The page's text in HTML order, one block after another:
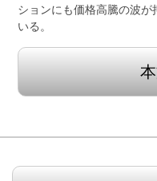
ションにも価格高騰の波
いる。